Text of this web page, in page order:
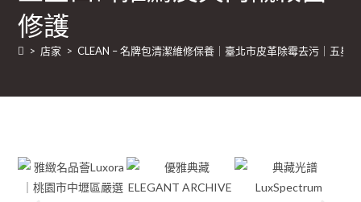
修護
> 店家 > CLEAN – 名牌包清潔維修保養｜臺北市皮革除霉去污｜五星